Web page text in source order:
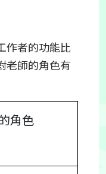
作者的功能比
老師的角色有
角色